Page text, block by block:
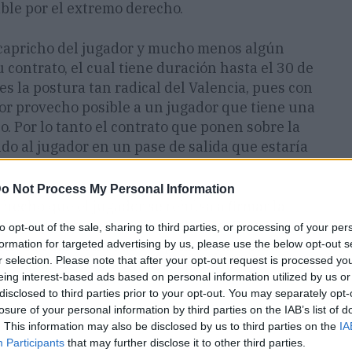
Not Process My Personal Information
opt-out of the sale, sharing to third parties, or processing of your
for targeted advertising by us, please use the below opt-out
selection. Please note that after your opt-out request is processed
interest-based ads based on personal information utilized by us
to third parties prior to your opt-out. You may separately
of your personal information by third parties on the IAB’s list of
This information may also be disclosed by us to third parties on the
Participants that may further disclose it to other third parties.
por el extremo derecho.
del jugador y mucho menos algún
el cual tiene duración hasta el 30 de
la postura tan radical del Valencia, pues con
provecho posible a un jugador que tiene una
Por lo tanto el contrato que ponen sobre la
al jugador en un pase de salida que estaría
tiene fuera del Valencia. Esta
la cual ya ha dado el primer paso para
pinta para ser una realidad dentro del